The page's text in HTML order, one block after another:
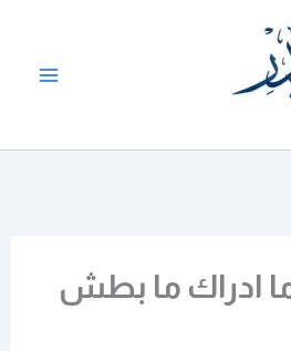
ادراك ما بطش